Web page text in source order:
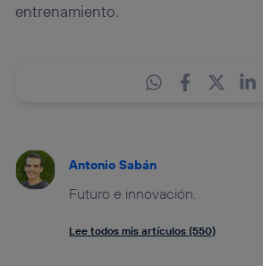
entrenamiento.
Antonio Sabán
Futuro e innovación.
Lee todos mis artículos (550)